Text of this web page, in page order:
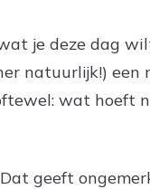
je deze dag
natuurlijk!) een
wat hoeft
geeft